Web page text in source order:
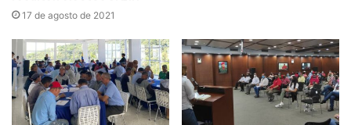
17 de agosto de 2021